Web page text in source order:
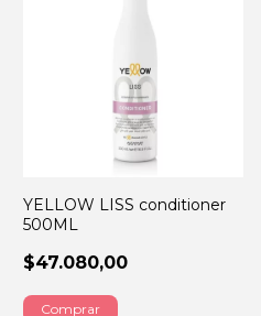
YELLOW LISS conditioner
500ML
$47.080,00